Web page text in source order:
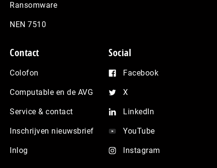
Ransomware
NEN 7510
Contact
Colofon
Computable en de AVG
Service & contact
Inschrijven nieuwsbrief
Inlog
Social
Facebook
X
LinkedIn
YouTube
Instagram